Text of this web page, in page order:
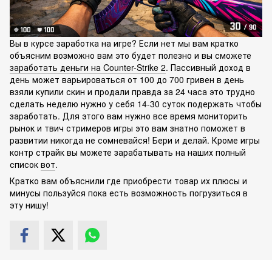
Вы в курсе заработка на игре? Если нет мы вам кратко
объясним возможно вам это будет полезно и вы сможете
заработать деньги на Counter-Strike 2. Пассивный доход в
день может варьироваться от 100 до 700 гривен в день
взяли купили скин и продали правда за 24 часа это трудно
сделать неделю нужно у себя 14-30 суток подержать чтобы
заработать. Для этого вам нужно все время мониторить
рынок и твич стримеров игры это вам знатно поможет в
развитии никогда не сомневайся! Бери и делай. Кроме игры
контр страйк вы можете зарабатывать на наших полный
список вот.
Кратко вам объяснили где приобрести товар их плюсы и
минусы пользуйся пока есть возможность погрузиться в
эту нишу!